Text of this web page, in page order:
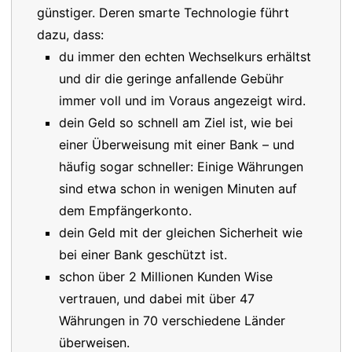
günstiger. Deren smarte Technologie führt
dazu, dass:
du immer den echten Wechselkurs erhältst
und dir die geringe anfallende Gebühr
immer voll und im Voraus angezeigt wird.
dein Geld so schnell am Ziel ist, wie bei
einer Überweisung mit einer Bank – und
häufig sogar schneller: Einige Währungen
sind etwa schon in wenigen Minuten auf
dem Empfängerkonto.
dein Geld mit der gleichen Sicherheit wie
bei einer Bank geschützt ist.
schon über 2 Millionen Kunden Wise
vertrauen, und dabei mit über 47
Währungen in 70 verschiedene Länder
überweisen.